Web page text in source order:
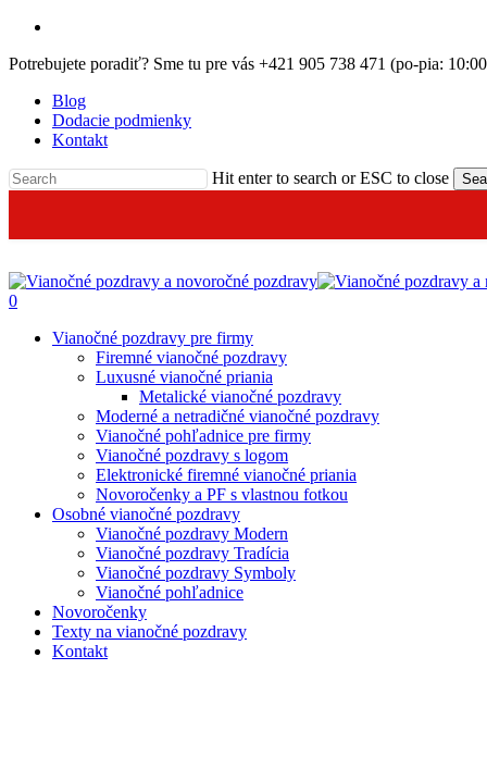
Skip
main
Potrebujete poradiť? Sme tu pre vás +421 905 738 471 (po-pia:
Blog
Dodacie podmienky
Kontakt
Hit enter to search or ESC to close
0
Vianočné pozdravy pre firmy
Firemné vianočné pozdravy
Luxusné vianočné priania
Metalické vianočné pozdravy
Moderné a netradičné vianočné pozdravy
Vianočné pohľadnice pre firmy
Vianočné pozdravy s logom
Elektronické firemné vianočné priania
Novoročenky a PF s vlastnou fotkou
Osobné vianočné pozdravy
Vianočné pozdravy Modern
Vianočné pozdravy Tradícia
Vianočné pozdravy Symboly
Vianočné pohľadnice
Novoročenky
Texty na vianočné pozdravy
Kontakt